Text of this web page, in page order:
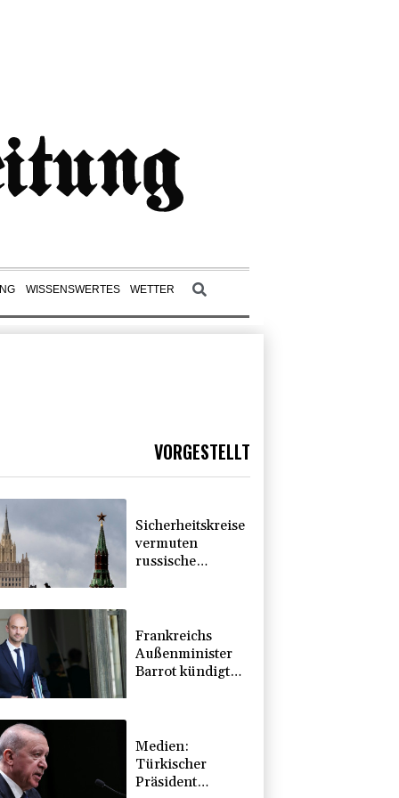
WISSENSWERTES WETTER
VORGESTELLT
Sicherheitskreise
vermuten
russische
Frankreichs
Außenminister
Barrot kündigt
Einmischung an
Medien:
Türkischer
Präsident